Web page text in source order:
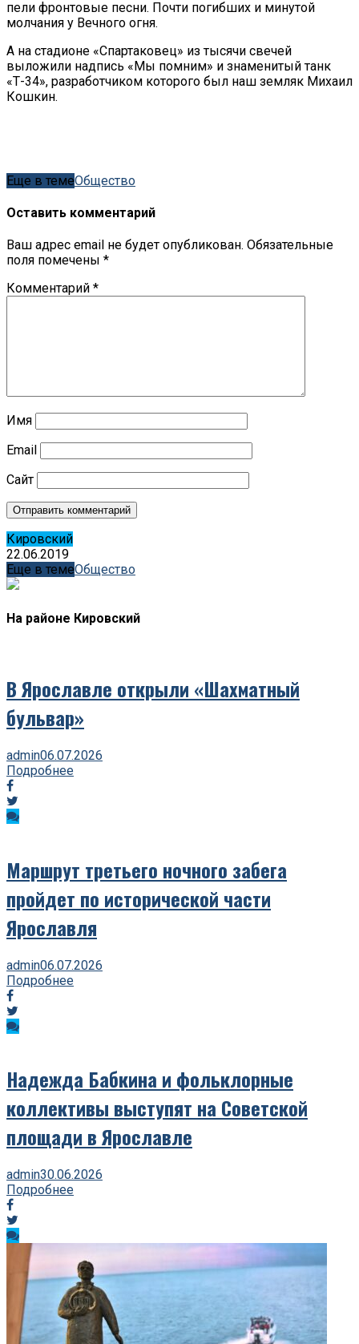
пели фронтовые песни. Почти погибших и минутой
молчания у Вечного огня.
А на стадионе «Спартаковец» из тысячи свечей
выложили надпись «Мы помним» и знаменитый танк
«Т-34», разработчиком которого был наш земляк Михаил
Кошкин.
Еще в темеОбщество
Оставить комментарий
Ваш адрес email не будет опубликован. Обязательные
поля помечены *
Комментарий *
Имя
Email
Сайт
Кировский
22.06.2019
Еще в темеОбщество
На районе Кировский
В Ярославле открыли «Шахматный
бульвар»
admin06.07.2026
Подробнее
Маршрут третьего ночного забега
пройдет по исторической части
Ярославля
admin06.07.2026
Подробнее
Надежда Бабкина и фольклорные
коллективы выступят на Советской
площади в Ярославле
admin30.06.2026
Подробнее